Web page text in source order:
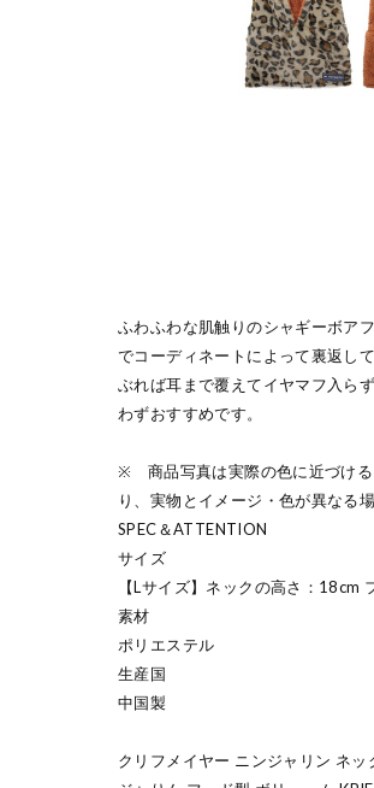
ふわふわな肌触りのシャギーボア
でコーディネートによって裏返し
ぶれば耳まで覆えてイヤマフ入ら
わずおすすめです。
※ 商品写真は実際の色に近づける
り、実物とイメージ・色が異なる
SPEC＆ATTENTION
サイズ
【Lサイズ】ネックの高さ：18cm
素材
ポリエステル
生産国
中国製
クリフメイヤー ニンジャリン ネ